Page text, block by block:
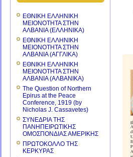
ΕΘΝΙΚΗ ΕΛΛΗΝΙΚΗ
ΜΕΙΟΝΟΤΗΤΑ ΣΤΗΝ
ΑΛΒΑΝΙΑ (ΕΛΛΗΝΙΚΑ)
ΕΘΝΙΚΗ ΕΛΛΗΝΙΚΗ
ΜΕΙΟΝΟΤΗΤΑ ΣΤΗΝ
ΑΛΒΑΝΙΑ (ΑΓΓΛΙΚΑ)
ΕΘΝΙΚΗ ΕΛΛΗΝΙΚΗ
ΜΕΙΟΝΟΤΗΤΑ ΣΤΗΝ
ΑΛΒΑΝΙΑ (ΑΛΒΑΝΙΚΑ)
The Question of Northern
Epirus at the Peace
Conference, 1919 (by
Nicholas J. Cassavetes)
ΣΥΝΕΔΡΙΑ ΤΗΣ
ΠΑΝΗΠΕΙΡΩΤΙΚΗΣ
ΟΜΟΣΠΟΝΔΙΑΣ ΑΜΕΡΙΚΗΣ
ΠΡΩΤΟΚΟΛΛΟ ΤΗΣ
ΚΕΡΚΥΡΑΣ